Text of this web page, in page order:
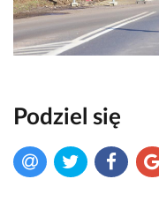
Podziel się